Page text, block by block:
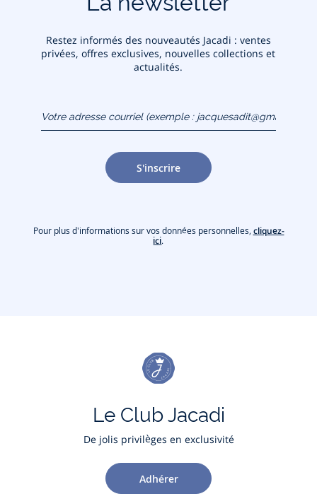
Restez informés des nouveautés Jacadi : ventes
privées, offres exclusives, nouvelles collections et
actualités.
(exemple :
jacquesadit@gmail.com)
S'inscrire
Pour plus d'informations sur vos données personnelles, cliquez-
ici.
Le Club Jacadi
De jolis privilèges en exclusivité
Adhérer